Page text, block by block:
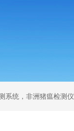
系统，非洲猪瘟检测